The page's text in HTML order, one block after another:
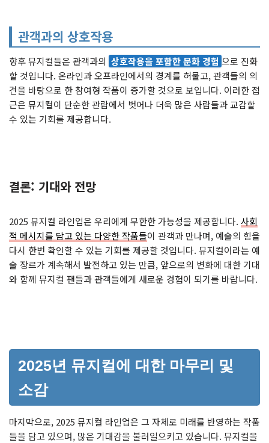
관객과의 상호작용
향후 뮤지컬들은 관객과의 상호작용을 포함한 문화 경험 으로 진화
할 것입니다. 온라인과 오프라인에서의 경계를 허물고, 관객들의 의
견을 바탕으로 한 참여형 작품이 증가할 것으로 보입니다. 이러한 접
근은 뮤지컬이 단순한 관람에서 벗어나 더욱 많은 사람들과 교감할
수 있는 기회를 제공합니다.
결론: 기대와 전망
2025 뮤지컬 라인업은 우리에게 무한한 가능성을 제공합니다. 사회
적 메시지를 담고 있는 다양한 작품들이 관객과 만나며, 예술의 힘을
다시 한번 확인할 수 있는 기회를 제공할 것입니다. 뮤지컬이라는 예
술 장르가 계속해서 발전하고 있는 만큼, 앞으로의 변화에 대한 기대
와 함께 뮤지컬 팬들과 관객들에게 새로운 경험이 되기를 바랍니다.
2025년 뮤지컬에 대한 마무리 및
소감
마지막으로, 2025 뮤지컬 라인업은 그 자체로 미래를 반영하는 작품
들을 담고 있으며, 많은 기대감을 불러일으키고 있습니다. 뮤지컬을